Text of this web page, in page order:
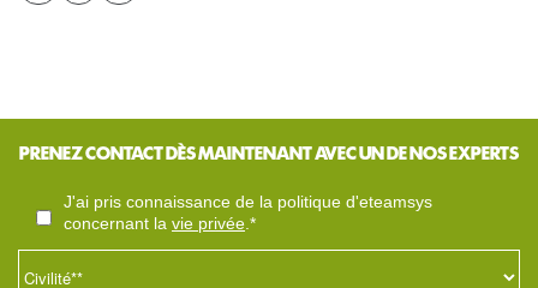
PRENEZ CONTACT DÈS MAINTENANT AVEC UN DE NOS EXPERTS
j'ai pris connaissance de la politique d'eteamsys
concernant la vie privée.*